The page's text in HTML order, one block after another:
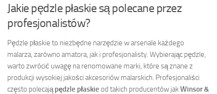
Jakie pędzle płaskie są polecane przez
profesjonalistów?
Pędzle płaskie to niezbędne narzędzie w arsenale każdego
malarza, zarówno amatora, jak i profesjonalisty. Wybierając pędzle,
warto zwrócić uwagę na renomowane marki, które są znane z
produkcji wysokiej jakości akcesoriów malarskich. Profesjonaliści
często polecająpędzle płaskie od takich producentów jakWinsor &